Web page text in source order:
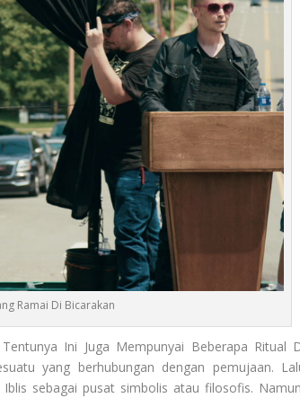
Ramai Di Bicarakan
Ini Juga Mempunyai Beberapa Ritual
yang berhubungan dengan pemujaan.
sebagai pusat simbolis atau filosofis.